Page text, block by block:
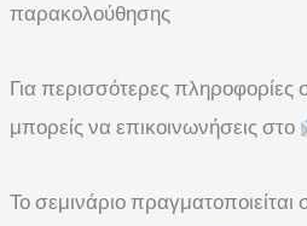
παρακολούθησης
Για περισσότερες πληροφορίες
μπορείς να επικοινωνήσεις στο
Το σεμινάριο πραγματοποιείται